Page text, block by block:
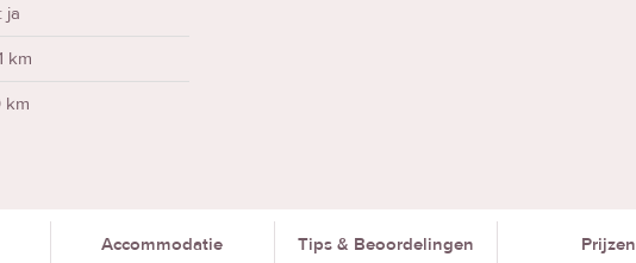
ja
km
km
Accommodatie Tips & Beoordelingen Prijzen